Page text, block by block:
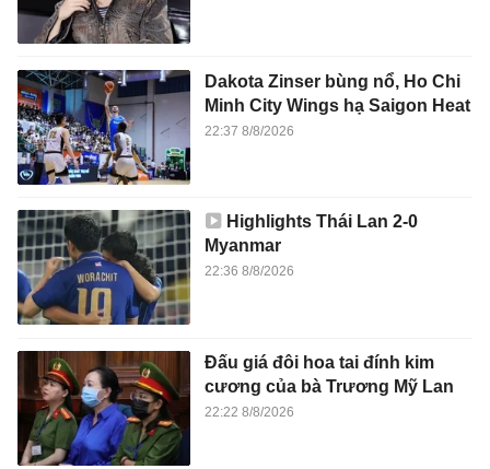
Dakota Zinser bùng nổ, Ho Chi
Minh City Wings hạ Saigon Heat
22:37 8/8/2026
Highlights Thái Lan 2-0
Myanmar
22:36 8/8/2026
Đấu giá đôi hoa tai đính kim
cương của bà Trương Mỹ Lan
22:22 8/8/2026